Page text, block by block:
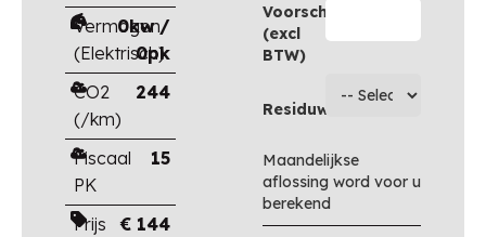
Vermogen
(Elektrisch)
0kw /
0pk
CO2
(/km)
244
Fiscaal
PK
15
Prijs
€ 144
Voorschot
(excl
BTW)
Residuwaarde
Maandelijkse
aflossing word voor u
berekend